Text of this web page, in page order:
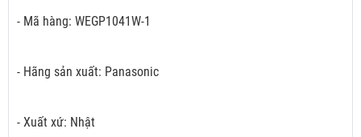
- Mã hàng: WEGP1041W-1
- Hãng sản xuất: Panasonic
- Xuất xứ: Nhật